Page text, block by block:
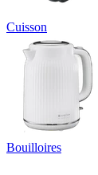
Cuisson
Bouilloires